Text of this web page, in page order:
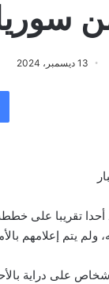
13 ديسمبر، 2024
أحدا تقريبا على
ولم يتم إعلامهم
أكثر من 10 أشخاص على